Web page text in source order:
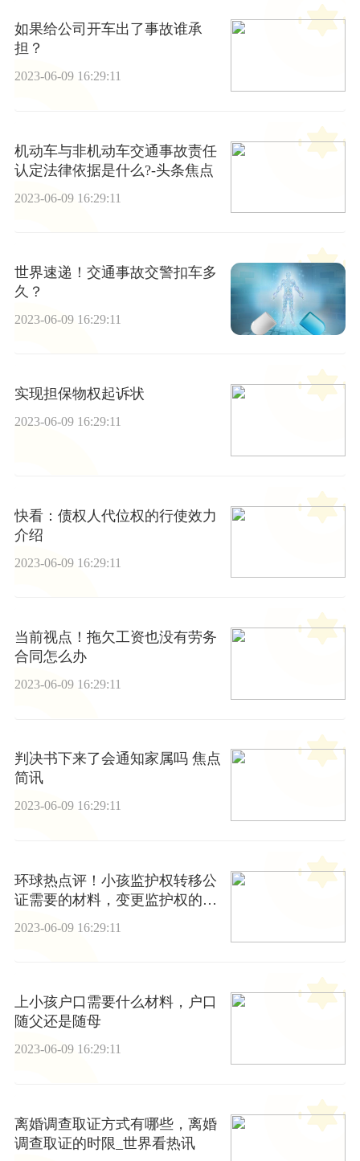
如果给公司开车出了事故谁承
担？
2023-06-09 16:29:11
机动车与非机动车交通事故责任
认定法律依据是什么?-头条焦点
2023-06-09 16:29:11
世界速递！交通事故交警扣车多
久？
2023-06-09 16:29:11
实现担保物权起诉状
2023-06-09 16:29:11
快看：债权人代位权的行使效力
介绍
2023-06-09 16:29:11
当前视点！拖欠工资也没有劳务
合同怎么办
2023-06-09 16:29:11
判决书下来了会通知家属吗 焦点
简讯
2023-06-09 16:29:11
环球热点评！小孩监护权转移公
证需要的材料，变更监护权的程
2023-06-09 16:29:11
上小孩户口需要什么材料，户口
随父还是随母
2023-06-09 16:29:11
离婚调查取证方式有哪些，离婚
调查取证的时限_世界看热讯